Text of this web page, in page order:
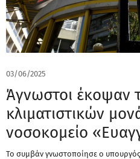
03/06/2025
Άγνωστοι έκοψαν
κλιματιστικών
νοσοκομείο
Το συμβάν γνωστοποίησε ο υπουργός